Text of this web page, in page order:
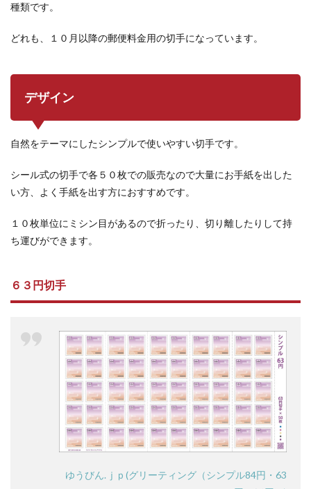
種類です。
どれも、１０月以降の郵便料金用の切手になっています。
デザイン
自然をテーマにしたシンプルで使いやすい切手です。
シール式の切手で各５０枚での販売なので大量にお手紙を出した
い方、よく手紙を出す方におすすめです。
１０枚単位にミシン目があるので折ったり、切り離したりして持
ち運びができます。
６３円切手
ゆうびん.ｊｐ(グリーティング（シンプル84円・63